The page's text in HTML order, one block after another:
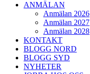
ANMÄLAN
Anmälan 2026
Anmälan 2027
Anmälan 2028
KONTAKT
BLOGG NORD
BLOGG SYD
NYHETER